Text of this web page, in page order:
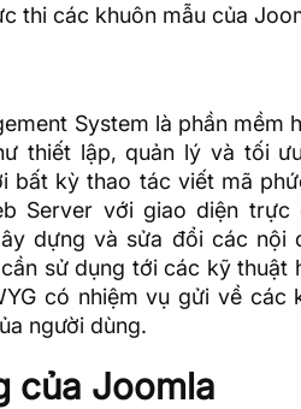
thi các khuôn mẫu của
System là phần mềm
thiết lập, quản lý và tối
bất kỳ thao tác viết mã
Server với giao diện trực
dựng và sửa đổi các nội
sử dụng tới các kỹ thuật
có nhiệm vụ gửi về các
người dùng.
của Joomla